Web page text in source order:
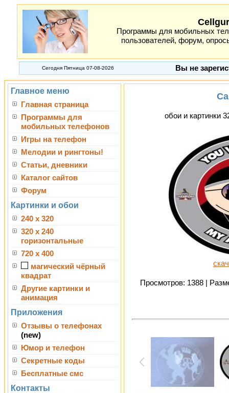
Программы для мобильных
пользователей, форум,
Сегодня Пятница 07-08-2026 Вы не
Главное меню
Главная страница
Программы для
мобильных телефонов
Игры на телефон
Мелодии и рингтоны!
Статьи, дневники
Каталог сайтов
Форум
Картинки и обои
240 x 320
320 x 240
горизонтальные
720 x 400
магический чёрный
квадрат
Другие картинки и
анимация
Приложения
Отзывы о телефонах
(new)
Юмор и телефон
Секретные коды
Бесплатные смс
Контакты
обои и картинки
Просмотров: 1388 |